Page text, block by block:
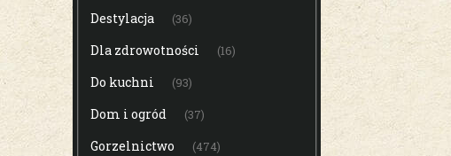
Destylacja (36)
Dla zdrowotności (16)
Do kuchni (93)
Dom i ogród (37)
Gorzelnictwo (474)